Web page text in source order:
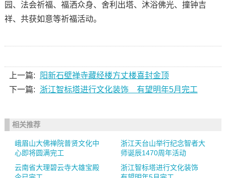
园、法会祈福、福洒众身、舍利出塔、沐浴佛光、撞钟吉
祥、共获如意等祈福活动。
上一篇:
阳新石壁禅寺藏经楼方丈楼喜封金顶
下一篇:
浙江智标塔进行文化装饰 有望明年5月完工
相关推荐
峨眉山大佛禅院普贤文化中
心即将圆满完工
浙江天台山举行纪念智者大
师诞辰1470周年活动
云南省大理碧云寺大雄宝殿
浙江智标塔进行文化装饰